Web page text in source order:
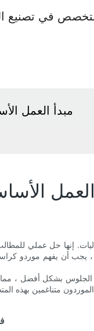
مبدأ العمل
العمل
إنها حل عملي
يجب أن يفهم موردو
بشكل أفضل ،